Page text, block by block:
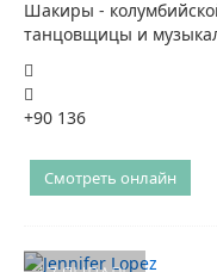
Шакиры -
танцовщицы и
+90 136
Смотреть онлайн